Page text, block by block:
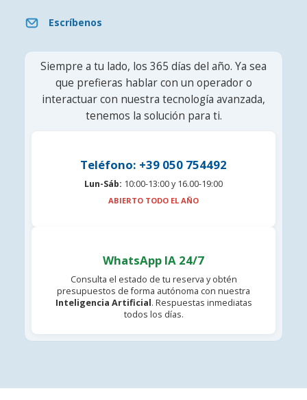
Escríbenos
Siempre a tu lado, los 365 días del año. Ya sea
que prefieras hablar con un operador o
interactuar con nuestra tecnología avanzada,
tenemos la solución para ti.
Teléfono: +39 050 754492
Lun-Sáb: 10:00-13:00 y 16.00-19:00
ABIERTO TODO EL AÑO
WhatsApp IA 24/7
Consulta el estado de tu reserva y obtén
presupuestos de forma autónoma con nuestra
Inteligencia Artificial. Respuestas inmediatas
todos los días.